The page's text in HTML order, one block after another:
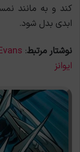
ابدی بدل شود.
نوشتار مرتبط:
ایوانز